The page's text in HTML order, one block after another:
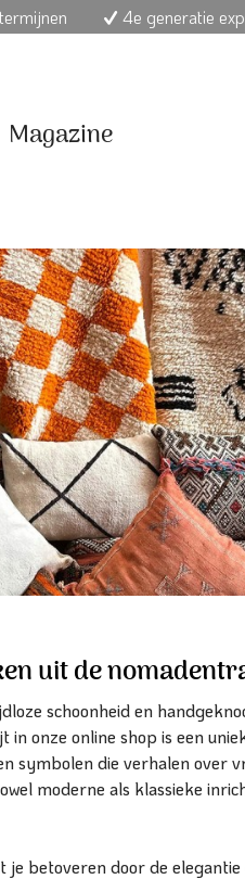
4e generatie
Magazine
uit de
schoonheid en
onze online shop is een
symbolen die verhalen over
moderne als klassieke
betoveren door de